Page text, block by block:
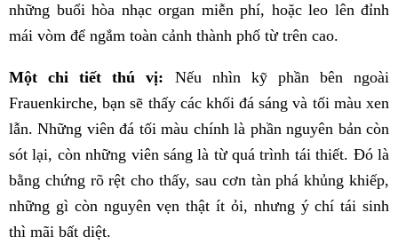
những buổi hòa nhạc organ miễn phí, hoặc leo lên đỉnh
mái vòm để ngắm toàn cảnh thành phố từ trên cao.
Một chi tiết thú vị: Nếu nhìn kỹ phần bên ngoài
Frauenkirche, bạn sẽ thấy các khối đá sáng và tối màu xen
lẫn. Những viên đá tối màu chính là phần nguyên bản còn
sót lại, còn những viên sáng là từ quá trình tái thiết. Đó là
bằng chứng rõ rệt cho thấy, sau cơn tàn phá khủng khiếp,
những gì còn nguyên vẹn thật ít ỏi, nhưng ý chí tái sinh
thì mãi bất diệt.